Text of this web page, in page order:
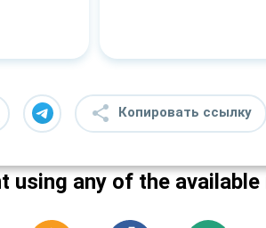
Копировать ссылку
using any of the